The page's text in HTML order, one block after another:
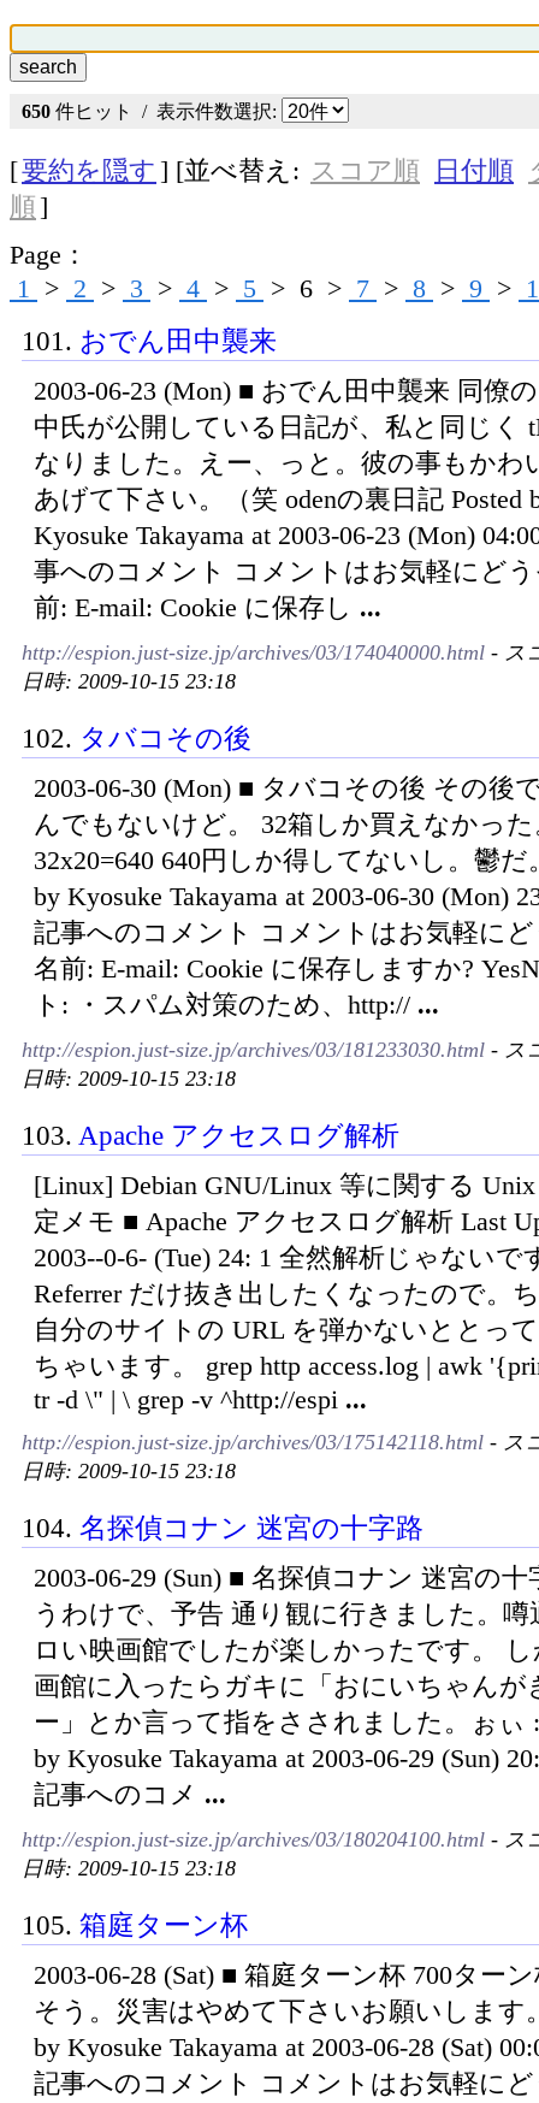
650 件ヒット / 表示件数選択:
[要約を隠す ] [並べ替え: スコア順 日付順
順]
Page：
1 > 2 > 3 > 4 > 5 > 6 > 7 > 8 > 9 >
101. おでん田中襲来
2003-06-23 (Mon) ■ おでん田中襲来 同僚
中氏が公開している日記が、私と同じく
なりました。えー、っと。彼の事もかわ
あげて下さい。（笑 odenの裏日記 Posted
Kyosuke Takayama at 2003-06-23 (Mon)
事へのコメント コメントはお気軽にど
前: E-mail: Cookie に保存し ...
http://espion.just-size.jp/archives/03/174040000.html - ス
日時: 2009-10-15 23:18
102. タバコその後
2003-06-30 (Mon) ■ タバコその後 その後
んでもないけど。 32箱しか買えなかっ
32x20=640 640円しか得してないし。鬱だ
by Kyosuke Takayama at 2003-06-30 (Mon)
記事へのコメント コメントはお気軽に
名前: E-mail: Cookie に保存しますか?
ト: ・スパム対策のため、http:// ...
http://espion.just-size.jp/archives/03/181233030.html - ス
日時: 2009-10-15 23:18
103. Apache アクセスログ解析
[Linux] Debian GNU/Linux 等に関する
定メモ ■ Apache アクセスログ解析 Last
2003--0-6- (Tue) 24: 1 全然解析じゃないで
Referrer だけ抜き出したくなったので。
自分のサイトの URL を弾かないととっ
ちゃいます。 grep http access.log | awk
tr -d \" | \ grep -v ^http://espi ...
http://espion.just-size.jp/archives/03/175142118.html - ス
日時: 2009-10-15 23:18
104. 名探偵コナン 迷宮の十字路
2003-06-29 (Sun) ■ 名探偵コナン 迷宮の
うわけで、予告 通り観に行きました。噂
ロい映画館でしたが楽しかったです。
画館に入ったらガキに「おにいちゃんが
ー」とか言って指をさされました。ぉぃ
by Kyosuke Takayama at 2003-06-29 (Sun)
記事へのコメ ...
http://espion.just-size.jp/archives/03/180204100.html - ス
日時: 2009-10-15 23:18
105. 箱庭ターン杯
2003-06-28 (Sat) ■ 箱庭ターン杯 700ター
そう。災害はやめて下さいお願いします
by Kyosuke Takayama at 2003-06-28 (Sat)
記事へのコメント コメントはお気軽に